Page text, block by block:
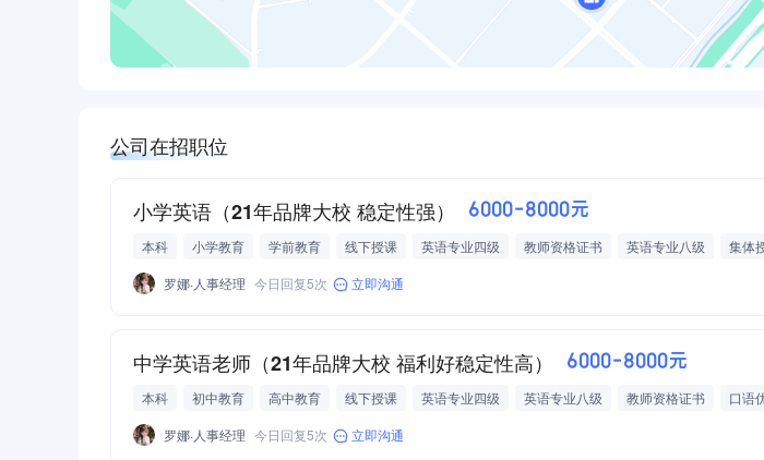
公司在招职位
小学英语（21年品牌大校 稳定性强） 6000-8000元
本科 小学教育 学前教育 线下授课 英语专业四级 教师资格证书 英语专业八级
集体
四级
定期团建
多次晋升机会
罗娜·人事经理 今日回复5次 立即沟通
中学英语老师（21年品牌大校 福利好稳定性高） 6000-8000元
本科 初中教育 高中教育 线下授课 英语专业四级 英语专业八级 教师资格证书
口语
生活便利
多次晋升机会
罗娜·人事经理 今日回复5次 立即沟通